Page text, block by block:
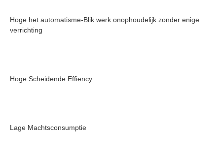
Hoge het automatisme-Blik werk onophoudelijk zonder enige
verrichting
Hoge Scheidende Effiency
Lage Machtsconsumptie